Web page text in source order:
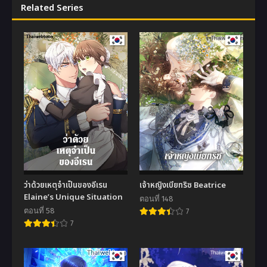
Related Series
ว่าด้วยเหตุจำเป็นของอีเรน
Elaine’s Unique Situation
ตอนที่ 58
7
เจ้าหญิงเบียทริซ Beatrice
ตอนที่ 148
7